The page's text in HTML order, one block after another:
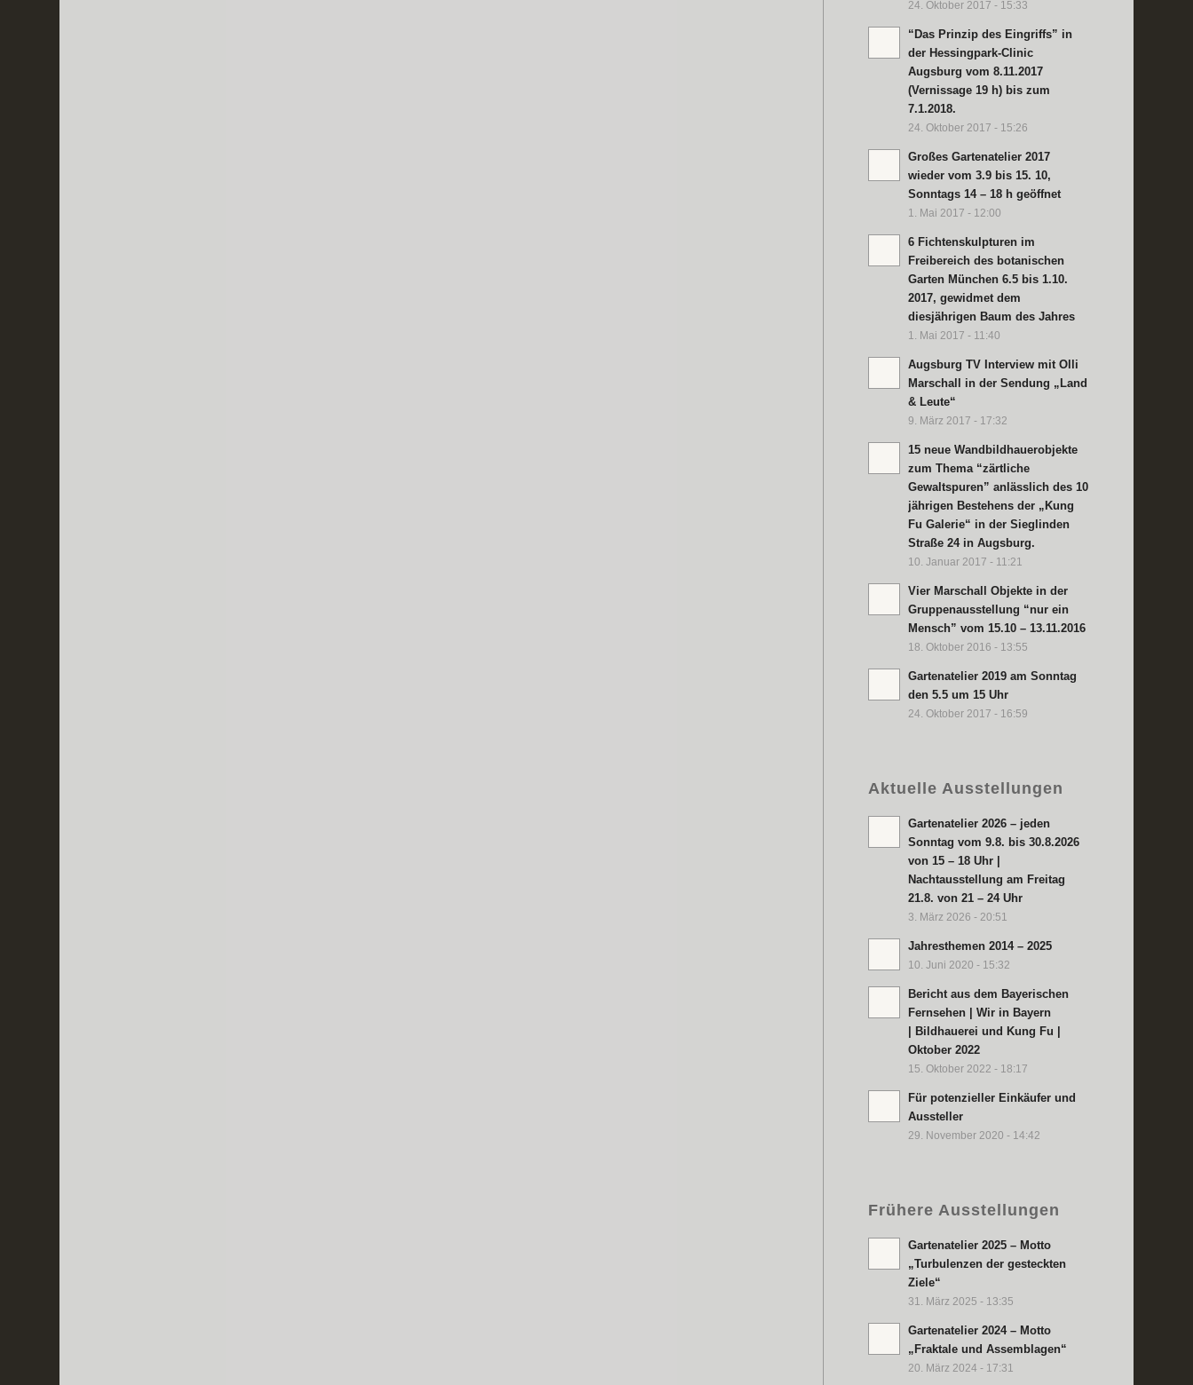
24. Oktober 2017 - 15:33
“Das Prinzip des Eingriffs” in
der Hessingpark-Clinic
Augsburg vom 8.11.2017
(Vernissage 19 h) bis zum
7.1.2018.
24. Oktober 2017 - 15:26
Großes Gartenatelier 2017
wieder vom 3.9 bis 15. 10,
Sonntags 14 – 18 h geöffnet
1. Mai 2017 - 12:00
6 Fichtenskulpturen im
Freibereich des botanischen
Garten München 6.5 bis 1.10.
2017, gewidmet dem
diesjährigen Baum des Jahres
1. Mai 2017 - 11:40
Augsburg TV Interview mit Olli
Marschall in der Sendung „Land
& Leute“
9. März 2017 - 17:32
15 neue Wandbildhauerobjekte
zum Thema “zärtliche
Gewaltspuren” anlässlich des 10
jährigen Bestehens der „Kung
Fu Galerie“ in der Sieglinden
Straße 24 in Augsburg.
10. Januar 2017 - 11:21
Vier Marschall Objekte in der
Gruppenausstellung “nur ein
Mensch” vom 15.10 – 13.11.2016
18. Oktober 2016 - 13:55
Gartenatelier 2019 am Sonntag
den 5.5 um 15 Uhr
24. Oktober 2017 - 16:59
Aktuelle Ausstellungen
Gartenatelier 2026 – jeden
Sonntag vom 9.8. bis 30.8.2026
von 15 – 18 Uhr |
Nachtausstellung am Freitag
21.8. von 21 – 24 Uhr
3. März 2026 - 20:51
Jahresthemen 2014 – 2025
10. Juni 2020 - 15:32
Bericht aus dem Bayerischen
Fernsehen | Wir in Bayern
| Bildhauerei und Kung Fu |
Oktober 2022
15. Oktober 2022 - 18:17
Für potenzieller Einkäufer und
Aussteller
29. November 2020 - 14:42
Frühere Ausstellungen
Gartenatelier 2025 – Motto
„Turbulenzen der gesteckten
Ziele“
31. März 2025 - 13:35
Gartenatelier 2024 – Motto
„Fraktale und Assemblagen“
20. März 2024 - 17:31